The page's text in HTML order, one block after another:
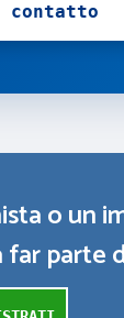
contatto
o un
parte